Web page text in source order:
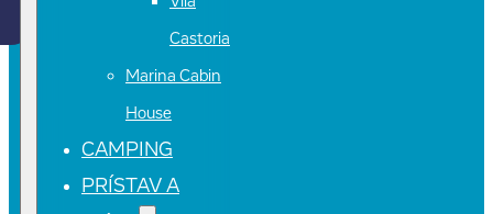
Castoria
Marina Cabin
House
CAMPING
PRÍSTAV A